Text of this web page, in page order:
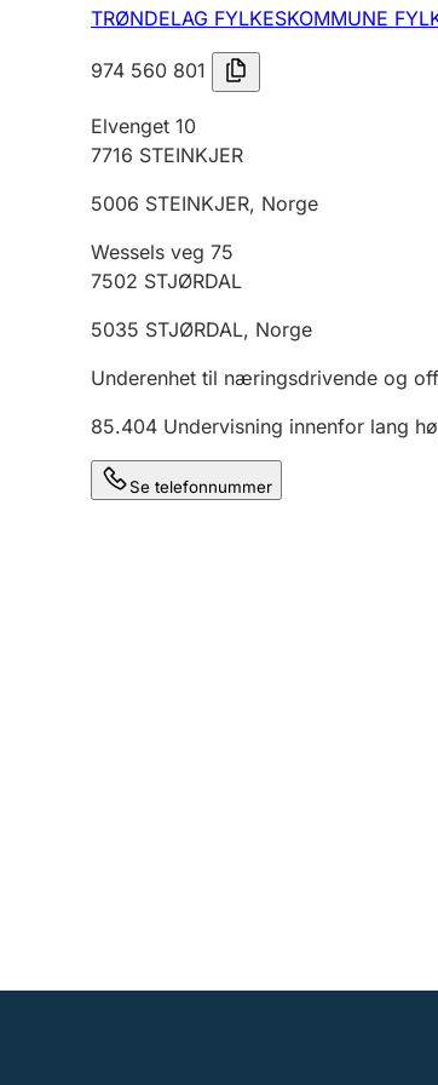
TRØNDELAG FYLKESKOMMUNE
974 560 801
Elvenget 10
7716 STEINKJER
5006 STEINKJER, Norge
Wessels veg 75
7502 STJØRDAL
5035 STJØRDAL, Norge
Underenhet til næringsdrivende og
85.404 Undervisning innenfor lang
Se telefonnummer